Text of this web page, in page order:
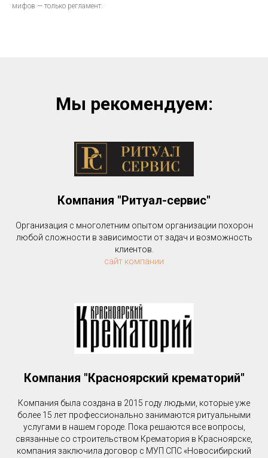
мифов — только регламент.
Мы рекомендуем:
Компания "Ритуал-сервис"
Организация с многолетним опытом организации похорон
любой сложности в зависимости от задач и возможность
клиентов.
сайт компании
Компания "Красноярский крематорий"
Компания была создана в 2015 году людьми, которые уже
более 15 лет профессионально занимаются ритуальными
услугами в нашем городе. Пока решаются все вопросы,
связанные со строительством Крематория в Красноярске,
компания заключила договор с МУП СПС «Новосибирский